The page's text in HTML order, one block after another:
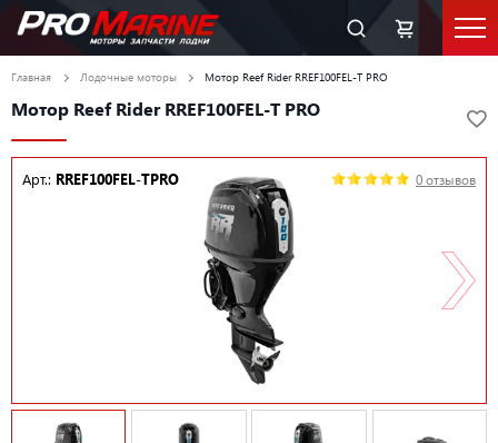
Главная Лодочные моторы Мотор Reef Rider RREF100FEL-T PRO
Мотор Reef Rider RREF100FEL-T PRO
Арт.: RREF100FEL-TPRO 0 отзывов